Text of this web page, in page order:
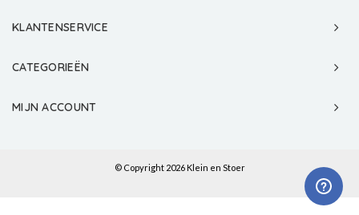
KLANTENSERVICE
CATEGORIEËN
MIJN ACCOUNT
© Copyright 2026 Klein en Stoer